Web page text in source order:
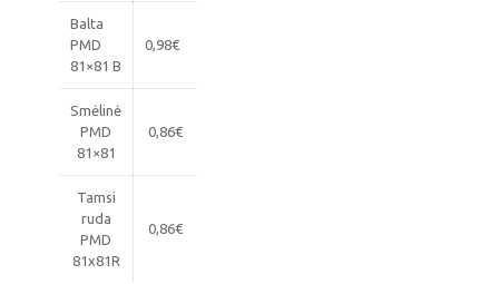
Balta
PMD
81×81 B
0,98€
Smėlinė
PMD
81×81
0,86€
Tamsi
ruda
PMD
81x81R
0,86€